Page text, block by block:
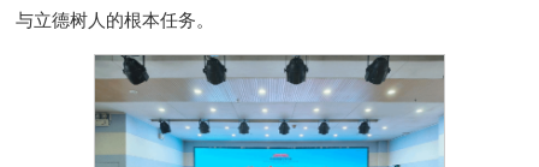
与立德树人的根本任务。